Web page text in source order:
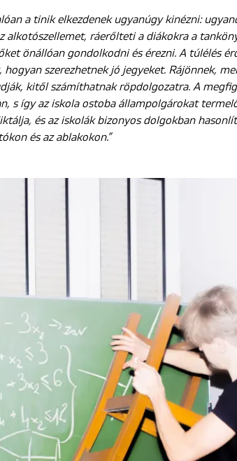
a tinik elkezdenek ugyanúgy kinézni:
alkotószellemet, ráerőlteti a diákokra a
önállóan gondolkodni és érezni. A túlélés
hogyan szerezhetnek jó jegyeket. Rájönnek,
kitől számíthatnak röpdolgozatra. A
s így az iskola ostoba állampolgárokat
és az iskolák bizonyos dolgokban
és az ablakokon.”